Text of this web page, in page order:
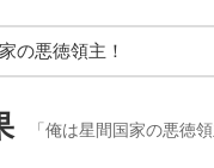
「俺は星間国家の悪徳